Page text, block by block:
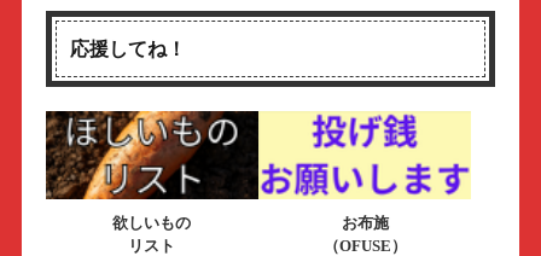
応援してね！
欲しいもの
リスト
お布施
（OFUSE）